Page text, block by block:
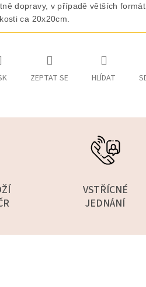
dopravy, v případě větších
ca 20x20cm.
ZEPTAT SE HLÍDAT
VSTŘÍCNÉ
JEDNÁNÍ